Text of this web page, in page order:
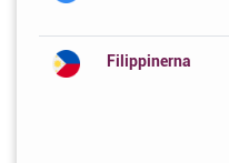
Filippinerna